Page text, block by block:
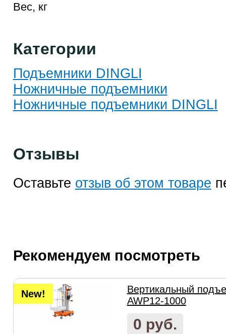
Вес, кг
Категории
Подъемники DINGLI
Ножничные подъемники
Ножничные подъемники DINGLI
Отзывы
Оставьте отзыв об этом товаре
Рекомендуем посмотреть
New!
Вертикальный
AWP12-1000
0 руб.